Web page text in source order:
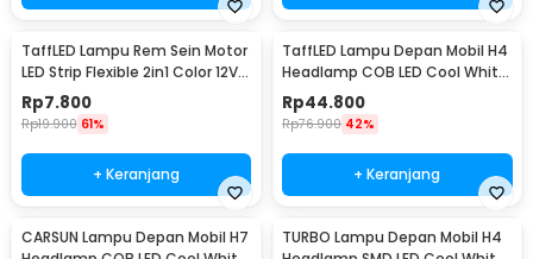
TaffLED Lampu Rem Sein Motor
LED Strip Flexible 2in1 Color 12V
20cm
Rp7.800
Rp19.900 61%
+ Keranjang
TaffLED Lampu Depan Mobil H4
Headlamp COB LED Cool White
36W 2 PCS - C6
Rp44.800
Rp76.900 42%
+ Keranjang
CARSUN Lampu Depan Mobil H7
TURBO Lampu Depan Mobil H4